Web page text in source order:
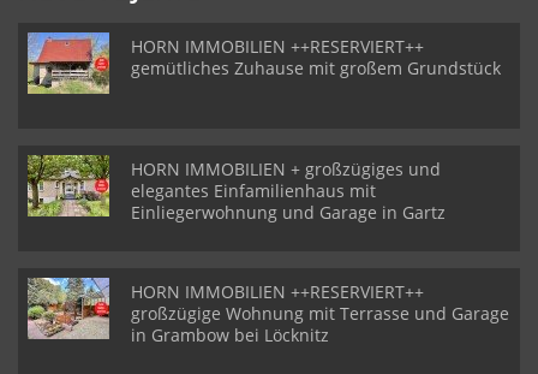
HORN IMMOBILIEN ++RESERVIERT++
gemütliches Zuhause mit großem Grundstück
HORN IMMOBILIEN + großzügiges und
elegantes Einfamilienhaus mit
Einliegerwohnung und Garage in Gartz
HORN IMMOBILIEN ++RESERVIERT++
großzügige Wohnung mit Terrasse und Garage
in Grambow bei Löcknitz